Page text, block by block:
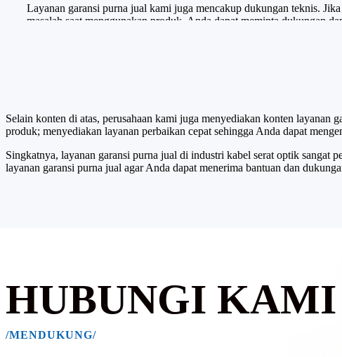
Layanan garansi purna jual kami juga mencakup dukungan teknis.
masalah saat menggunakan produk, Anda dapat meminta dukungan
Selain konten di atas, perusahaan kami juga menyediakan konten
produk; menyediakan layanan perbaikan cepat sehingga Anda dapat
Singkatnya, layanan garansi purna jual di industri kabel serat optik sangat
layanan garansi purna jual agar Anda dapat menerima bantuan dan
HUBUNGI KAMI
/MENDUKUNG/